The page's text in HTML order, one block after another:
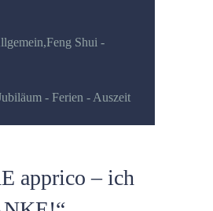
,Feng Shui -
- Ferien - Auszeit
apprico – ich